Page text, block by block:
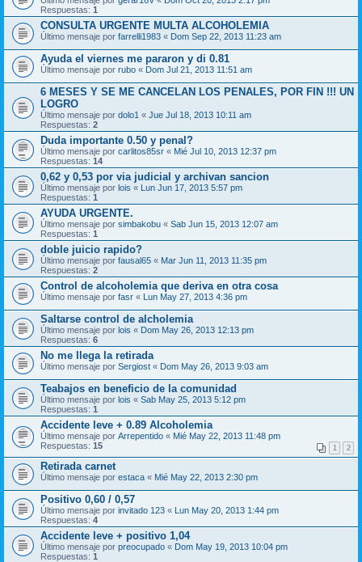
Respuestas: 1
CONSULTA URGENTE MULTA ALCOHOLEMIA
Último mensaje por farrelli1983 « Dom Sep 22, 2013 11:23 am
Ayuda el viernes me pararon y di 0.81
Último mensaje por rubo « Dom Jul 21, 2013 11:51 am
6 MESES Y SE ME CANCELAN LOS PENALES, POR FIN !!! UN
LOGRO
Último mensaje por dolo1 « Jue Jul 18, 2013 10:11 am
Respuestas: 2
Duda importante 0.50 y penal?
Último mensaje por carlitos85sr « Mié Jul 10, 2013 12:37 pm
Respuestas: 14
0,62 y 0,53 por via judicial y archivan sancion
Último mensaje por lois « Lun Jun 17, 2013 5:57 pm
Respuestas: 1
AYUDA URGENTE.
Último mensaje por simbakobu « Sab Jun 15, 2013 12:07 am
Respuestas: 1
doble juicio rapido?
Último mensaje por fausal65 « Mar Jun 11, 2013 11:35 pm
Respuestas: 2
Control de alcoholemia que deriva en otra cosa
Último mensaje por fasr « Lun May 27, 2013 4:36 pm
Saltarse control de alcholemia
Último mensaje por lois « Dom May 26, 2013 12:13 pm
Respuestas: 6
No me llega la retirada
Último mensaje por Sergiost « Dom May 26, 2013 9:03 am
Teabajos en beneficio de la comunidad
Último mensaje por lois « Sab May 25, 2013 5:12 pm
Respuestas: 1
Accidente leve + 0.89 Alcoholemia
Último mensaje por Arrepentido « Mié May 22, 2013 11:48 pm
Respuestas: 15 1 2
Retirada carnet
Último mensaje por estaca « Mié May 22, 2013 2:30 pm
Positivo 0,60 / 0,57
Último mensaje por invitado 123 « Lun May 20, 2013 1:44 pm
Respuestas: 4
Accidente leve + positivo 1,04
Último mensaje por preocupado « Dom May 19, 2013 10:04 pm
Respuestas: 1